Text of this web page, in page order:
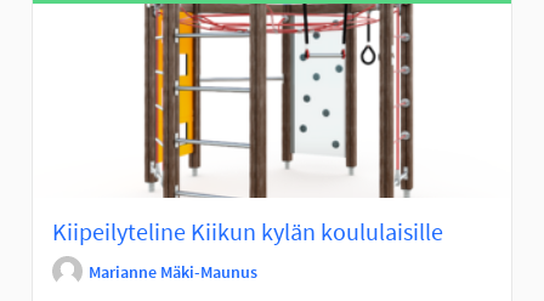
Kiipeilyteline Kiikun kylän koululaisille
Marianne Mäki-Maunus